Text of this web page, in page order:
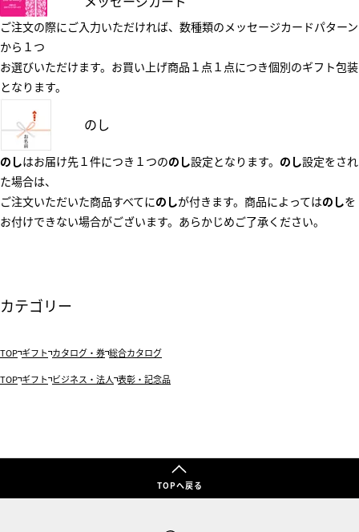
ご注文の際にご入力いただければ、数種類のメッセージカードパターン
から１つ
お選びいただけます。お買い上げ商品１点１点につき個別のギフト包装
となります。
のし
のしはお届け先１件につき１つののし設定となります。 のし設定をされ
た場合は、
ご注文いただいた商品すべてにのしが付きます。商品によってはのしを
お付けできない場合がございます。あらかじめご了承ください。
カテゴリー
TOP ギフト カタログ・券 総合カタログ
TOP ギフト ビジネス・法人 表彰・記念品
TOPへ戻る